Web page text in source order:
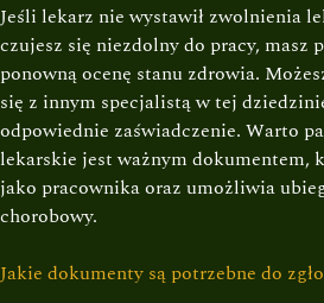
Jeśli lekarz nie wystawił zwolnienia
czujesz się niezdolny do pracy, masz
ponowną ocenę stanu zdrowia.
się z innym specjalistą w tej
odpowiednie zaświadczenie. Warto
lekarskie jest ważnym dokumentem,
jako pracownika oraz umożliwia
chorobowy.
Jakie dokumenty są potrzebne do